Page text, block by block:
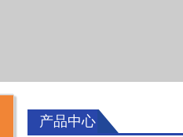
产品中心